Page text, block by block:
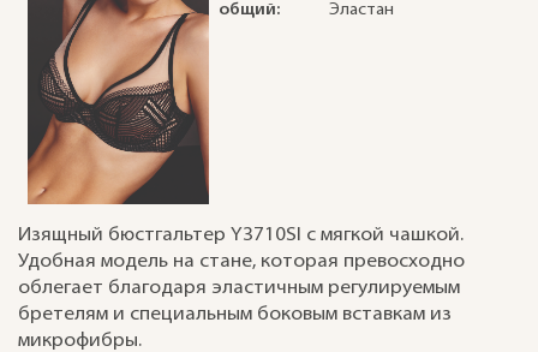
общий:
Эластан
Изящный бюстгальтер Y3710SI с мягкой чашкой.
Удобная модель на стане, которая превосходно
облегает благодаря эластичным регулируемым
бретелям и специальным боковым вставкам из
микрофибры.